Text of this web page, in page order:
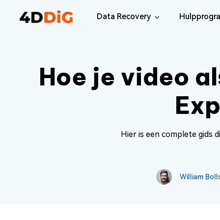
Data Recovery
Mac Data Recovery
Herstel verwijderde bestanden van
Windows Data Recovery Free
4DDiG
Vind en
Dubbele
Herstel
Mac
Hoe je video
Hier is een complete gids
William